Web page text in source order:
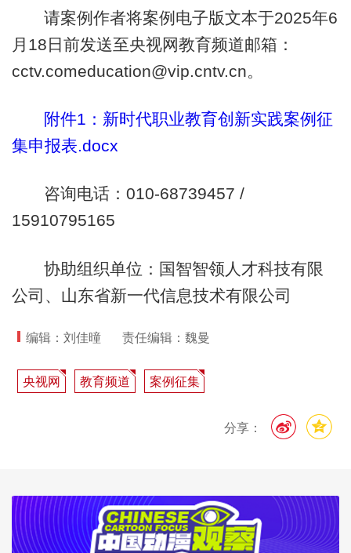
请案例作者将案例电子版文本于2025年6
月18日前发送至央视网教育频道邮箱：
cctv.comeducation@vip.cntv.cn。
附件1：新时代职业教育创新实践案例征
集申报表.docx
咨询电话：010-68739457 /
15910795165
协助组织单位：国智智领人才科技有限
公司、山东省新一代信息技术有限公司
编辑：刘佳曈 责任编辑：魏曼
央视网 教育频道 案例征集
分享：